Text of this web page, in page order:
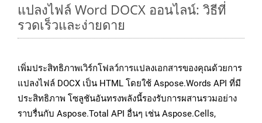
แปลงไฟล์ Word DOCX ออนไลน์: วิธีที่
รวดเร็วและง่ายดาย
เพิ่มประสิทธิภาพเวิร์กโฟลว์การแปลงเอกสารของคุณด้วยการ
แปลงไฟล์ DOCX เป็น HTML โดยใช้ Aspose.Words API ที่มี
ประสิทธิภาพ โซลูชันอันทรงพลังนี้รองรับการผสานรวมอย่าง
ราบรื่นกับ Aspose.Total API อื่นๆ เช่น Aspose.Cells,